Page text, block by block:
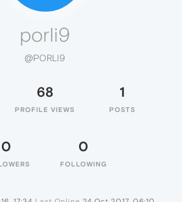
porli9
@PORLI9
68
PROFILE VIEWS
1
POSTS
0 0
FOLLOWING